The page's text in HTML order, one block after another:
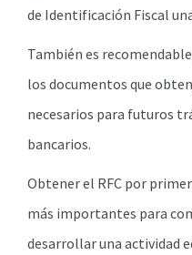
de Identificación Fiscal
También es
los documentos que
necesarios para futuros
bancarios.
Obtener el RFC por
más importantes para
desarrollar una actividad